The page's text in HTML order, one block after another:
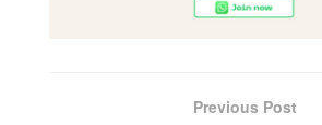
Previous Post